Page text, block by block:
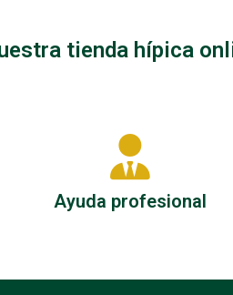
tienda hípica
Ayuda profesional